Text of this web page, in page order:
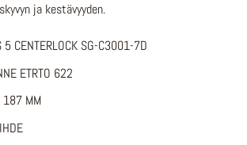
ja kestävyyden.
5 CENTERLOCK SG-C3001-7D
ETRTO 622
187 MM